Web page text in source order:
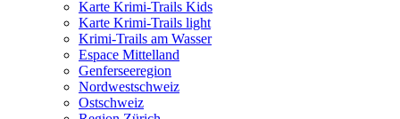
Karte Krimi-Trails Kids
Karte Krimi-Trails light
Krimi-Trails am Wasser
Espace Mittelland
Genferseeregion
Nordwestschweiz
Ostschweiz